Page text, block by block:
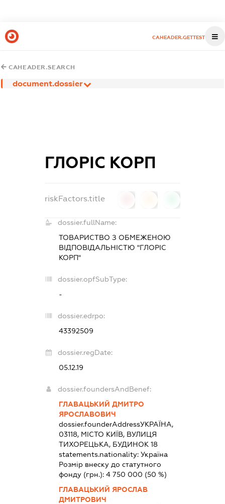
CAHEADER.GETTEST
CAHEADER.SEARCH
document.dossier
ГЛОРІС КОРП
riskFactors.title
dossier.fullName:
ТОВАРИСТВО З ОБМЕЖЕНОЮ
ВІДПОВІДАЛЬНІСТЮ "ГЛОРІС
КОРП"
dossier.opfSubType:
-
dossier.edrpo:
43392509
dossier.regDate:
05.12.19
dossier.foundersAndBenef:
ГЛАВАЦЬКИЙ ДМИТРО
ЯРОСЛАВОВИЧ
dossier.founderAddressУКРАЇНА,
03118, МІСТО КИЇВ, ВУЛИЦЯ
ТИХОРЕЦЬКА, БУДИНОК 18
statements.nationality: Україна
Розмір внеску до статутного
фонду (грн.): 4 750 000 (50 %)
ГЛАВАЦЬКИЙ ЯРОСЛАВ
ДМИТРОВИЧ